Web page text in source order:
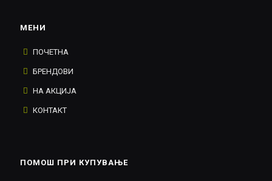
МЕНИ
ПОЧЕТНА
БРЕНДОВИ
НА АКЦИЈА
КОНТАКТ
ПОМОШ ПРИ КУПУВАЊЕ